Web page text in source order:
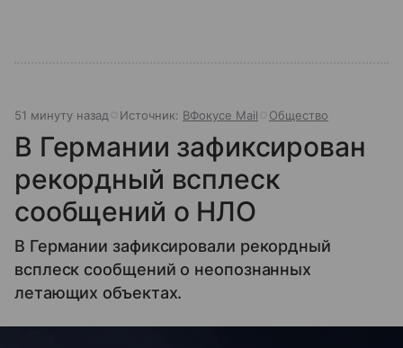
51 минуту назад Источник: ВФокусе Mail Общество
В Германии зафиксирован
рекордный всплеск
сообщений о НЛО
В Германии зафиксировали рекордный
всплеск сообщений о неопознанных
летающих объектах.